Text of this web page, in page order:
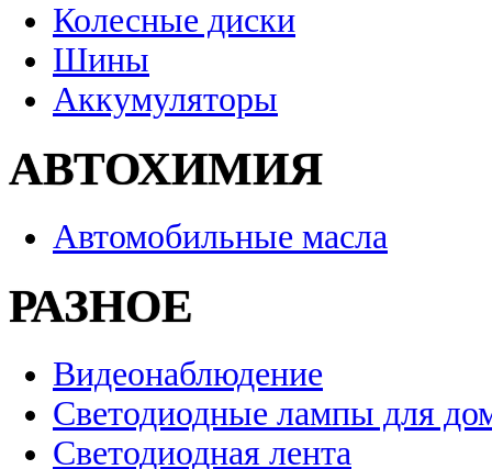
Колесные диски
Шины
Аккумуляторы
АВТОХИМИЯ
Автомобильные масла
РАЗНОЕ
Видеонаблюдение
Светодиодные лампы для
Светодиодная лента